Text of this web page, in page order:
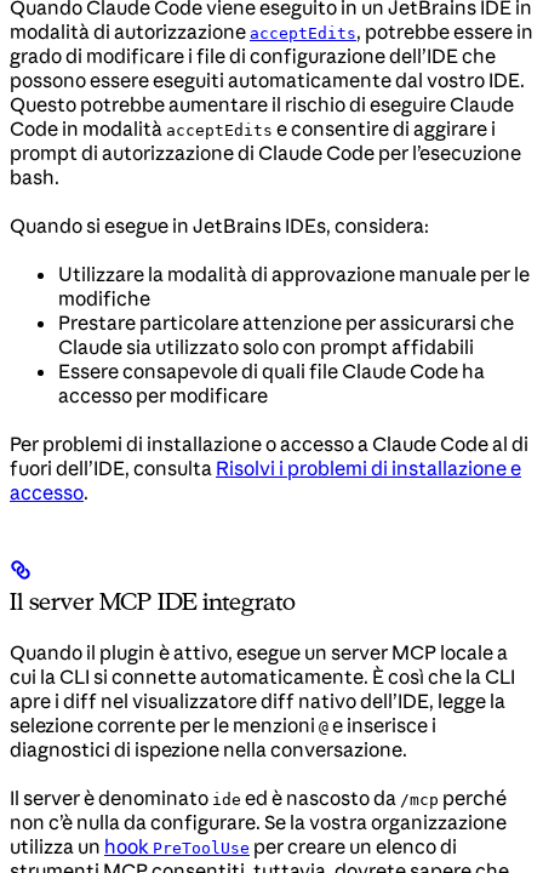
Quando Claude Code viene eseguito in un JetBrains IDE in
modalità di autorizzazione acceptEdits, potrebbe essere in
grado di modificare i file di configurazione dell’IDE che
possono essere eseguiti automaticamente dal vostro IDE.
Questo potrebbe aumentare il rischio di eseguire Claude
Code in modalità acceptEdits e consentire di aggirare i
prompt di autorizzazione di Claude Code per l’esecuzione
bash.
Quando si esegue in JetBrains IDEs, considera:
Utilizzare la modalità di approvazione manuale per le
modifiche
Prestare particolare attenzione per assicurarsi che
Claude sia utilizzato solo con prompt affidabili
Essere consapevole di quali file Claude Code ha
accesso per modificare
Per problemi di installazione o accesso a Claude Code al di
fuori dell’IDE, consulta Risolvi i problemi di installazione e
accesso.
Il server MCP IDE integrato
Quando il plugin è attivo, esegue un server MCP locale a
cui la CLI si connette automaticamente. È così che la CLI
apre i diff nel visualizzatore diff nativo dell’IDE, legge la
selezione corrente per le menzioni @ e inserisce i
diagnostici di ispezione nella conversazione.
Il server è denominato ide ed è nascosto da /mcp perché
non c’è nulla da configurare. Se la vostra organizzazione
utilizza un hook PreToolUse per creare un elenco di